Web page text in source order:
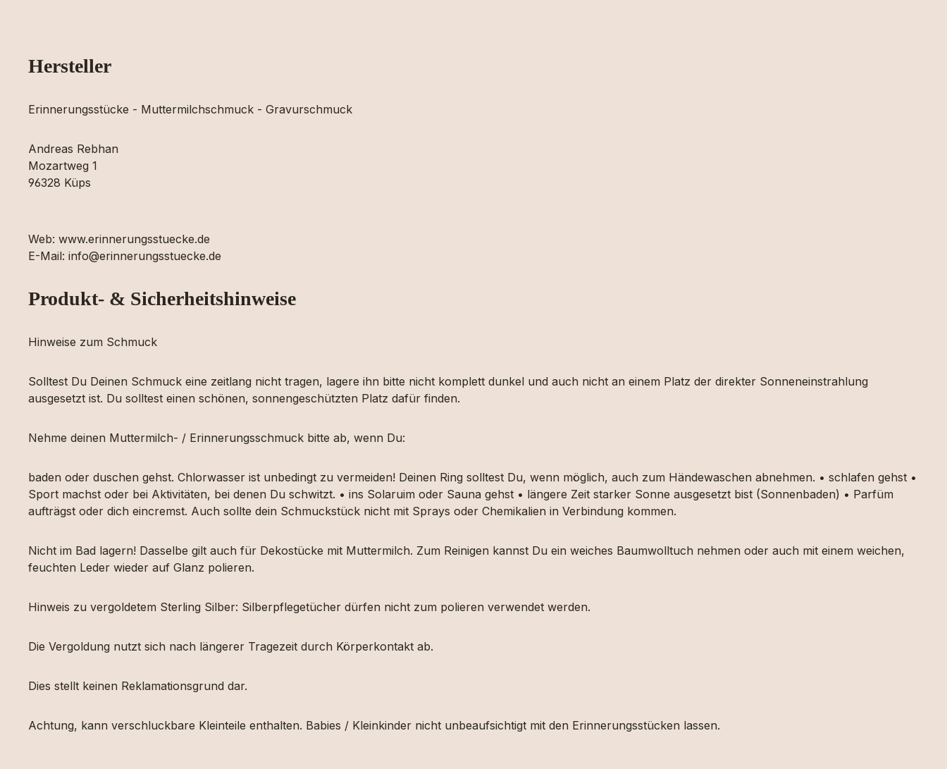
Hersteller
Erinnerungsstücke - Muttermilchschmuck - Gravurschmuck
Andreas Rebhan
Mozartweg 1
96328 Küps
Web: www.erinnerungsstuecke.de
E-Mail: info@erinnerungsstuecke.de
Produkt- & Sicherheitshinweise
Hinweise zum Schmuck
Solltest Du Deinen Schmuck eine zeitlang nicht tragen, lagere ihn bitte nicht komplett dunkel und auch nicht an einem Platz der direkter Sonneneinstrahlung
ausgesetzt ist. Du solltest einen schönen, sonnengeschützten Platz dafür finden.
Nehme deinen Muttermilch- / Erinnerungsschmuck bitte ab, wenn Du:
baden oder duschen gehst. Chlorwasser ist unbedingt zu vermeiden! Deinen Ring solltest Du, wenn möglich, auch zum Händewaschen abnehmen. • schlafen gehst •
Sport machst oder bei Aktivitäten, bei denen Du schwitzt. • ins Solaruim oder Sauna gehst • längere Zeit starker Sonne ausgesetzt bist (Sonnenbaden) • Parfüm
aufträgst oder dich eincremst. Auch sollte dein Schmuckstück nicht mit Sprays oder Chemikalien in Verbindung kommen.
Nicht im Bad lagern! Dasselbe gilt auch für Dekostücke mit Muttermilch. Zum Reinigen kannst Du ein weiches Baumwolltuch nehmen oder auch mit einem weichen,
feuchten Leder wieder auf Glanz polieren.
Hinweis zu vergoldetem Sterling Silber: Silberpflegetücher dürfen nicht zum polieren verwendet werden.
Die Vergoldung nutzt sich nach längerer Tragezeit durch Körperkontakt ab.
Dies stellt keinen Reklamationsgrund dar.
Achtung, kann verschluckbare Kleinteile enthalten. Babies / Kleinkinder nicht unbeaufsichtigt mit den Erinnerungsstücken lassen.